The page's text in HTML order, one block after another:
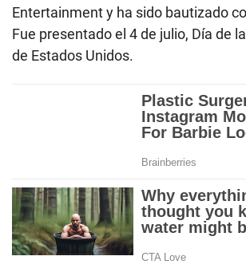
Entertainmenty ha sido bautizado
Fue presentado el 4 de julio, Día de
de Estados Unidos.